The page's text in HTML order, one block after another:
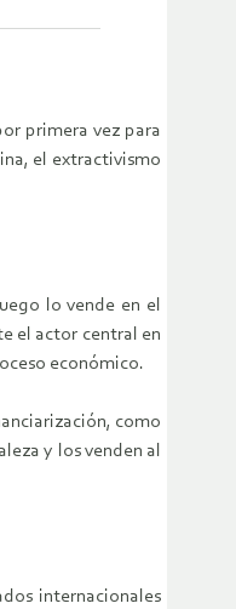
primera vez para
el extractivismo
lo vende en el
el actor central en
económico.
como
y los venden al
internacionales